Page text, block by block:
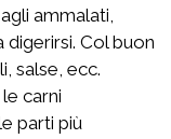
ammalati,
Col buon
salse, ecc.
carni
parti più